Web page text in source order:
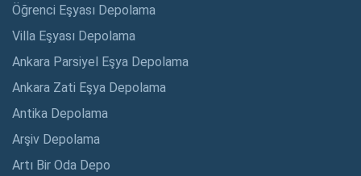
Öğrenci Eşyası Depolama
Villa Eşyası Depolama
Ankara Parsiyel Eşya Depolama
Ankara Zati Eşya Depolama
Antika Depolama
Arşiv Depolama
Artı Bir Oda Depo